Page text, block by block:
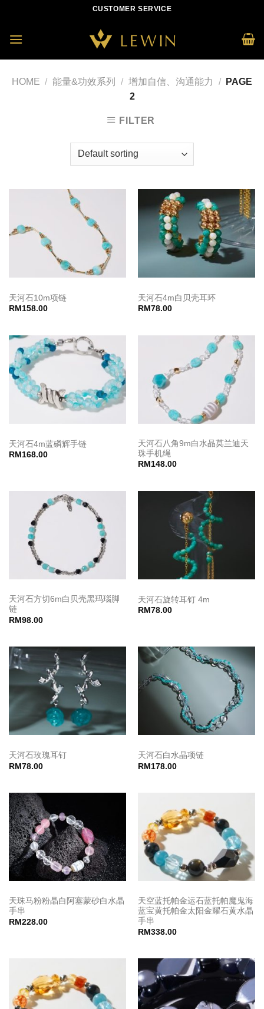
content
CUSTOMER SERVICE
HOME / 能量&功效系列 / 增加自信、沟通能力 /
PAGE
2
FILTER
天河石10m项链
RM 158.00
天河石4m白贝壳耳环
RM 78.00
天河石4m蓝磷辉手链
RM 168.00
天河石八角9m白水晶莫兰迪天
珠手机绳
RM 148.00
天河石方切6m白贝壳黑玛瑙脚
链
RM98.00
天河石旋转耳钉 4m
RM 78.00
天河石玫瑰耳钉
RM78.00
天河石白水晶项链
RM178.00
天珠马粉粉晶白阿塞蒙砂白水晶
手串
RM228.00
天空蓝托帕金运石蓝托帕魔鬼海
蓝宝黄托帕金太阳金耀石黄水晶
手串
RM338.00